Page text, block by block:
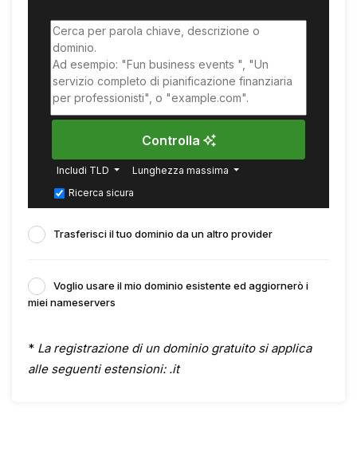
Controlla
Includi TLD
Lunghezza massima
Ricerca sicura
Trasferisci il tuo dominio da un altro provider
Voglio usare il mio dominio esistente ed aggiornerò i
miei nameservers
* La registrazione di un dominio gratuito si applica
alle seguenti estensioni: .it